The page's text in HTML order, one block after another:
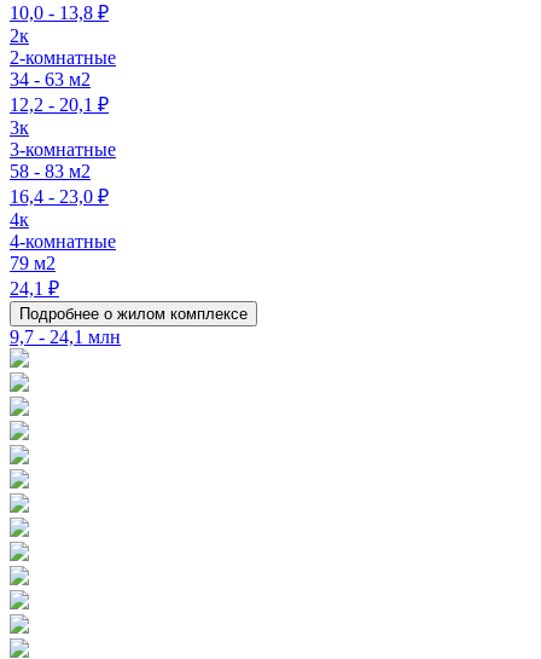
10,0 - 13,8 ₽
2к
2-комнатные
34 - 63 м2
12,2 - 20,1 ₽
3к
3-комнатные
58 - 83 м2
16,4 - 23,0 ₽
4к
4-комнатные
79 м2
24,1 ₽
Подробнее о жилом комплексе
9,7 - 24,1 млн